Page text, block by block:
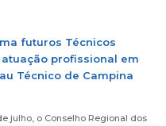
futuros Técnicos
profissional em
Técnico de Campina
julho, o Conselho Regional dos